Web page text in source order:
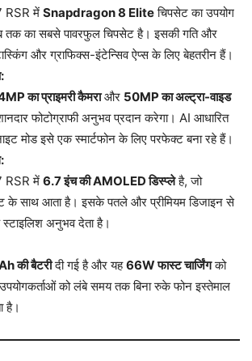
RSR में Snapdragon 8 Eliteचिपसेट का उपयोग
तक का सबसे पावरफुल चिपसेट है। इसकी गति और
और ग्राफिक्स-इंटेन्सिव ऐप्स के लिए बेहतरीन हैं।
का प्राइमरी कैमराऔर 50MP का अल्ट्रा-वाइड
फोटोग्राफी अनुभव प्रदान करेगा। AI आधारित
मोड इसे एक स्मार्टफोन के लिए परफेक्ट बना रहे हैं।
RSR में 6.7 इंच की AMOLED डिस्प्लेहै, जो
के साथ आता है। इसके पतले और प्रीमियम डिजाइन से
अनुभव देता है।
की बैटरीदी गई है और यह66W फास्ट चार्जिंगको
उपयोगकर्ताओं को लंबे समय तक बिना रुके फोन इस्तेमाल
है।